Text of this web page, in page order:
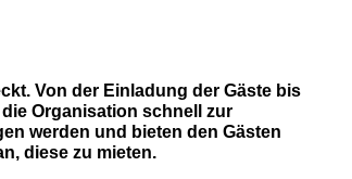
Von der Einladung der Gäste bis
Organisation schnell zur
werden und bieten den Gästen
diese zu mieten.